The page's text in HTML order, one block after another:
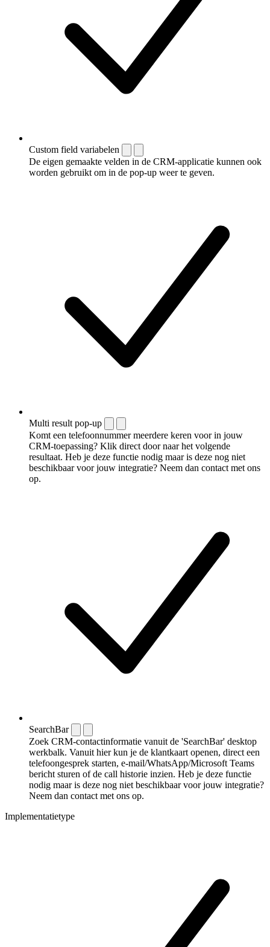
Custom field variabelen
De eigen gemaakte velden in de CRM-applicatie kunnen ook
worden gebruikt om in de pop-up weer te geven.
Multi result pop-up
Komt een telefoonnummer meerdere keren voor in jouw
CRM-toepassing? Klik direct door naar het volgende
resultaat. Heb je deze functie nodig maar is deze nog niet
beschikbaar voor jouw integratie? Neem dan contact met ons
op.
SearchBar
Zoek CRM-contactinformatie vanuit de 'SearchBar' desktop
werkbalk. Vanuit hier kun je de klantkaart openen, direct een
telefoongesprek starten, e-mail/WhatsApp/Microsoft Teams
bericht sturen of de call historie inzien. Heb je deze functie
nodig maar is deze nog niet beschikbaar voor jouw integratie?
Neem dan contact met ons op.
Implementatietype